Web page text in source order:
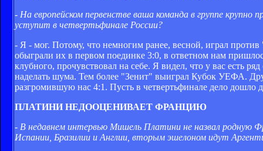
- На европейском первенстве ваша команда в группе
уступит в четвертьфинале России?
- Я - мог. Потому, что немногим ранее, весной, играл
обыграли их в первом поединке 3:0, в ответном нам
клубного, прочувствовал на себе. Я видел, что у вас есть
наделать шума. Тем более "Зенит" выиграл Кубок УЕФА.
разгромившую нас 4:1. Пусть в четвертьфинале дело
ПЛАТИНИ НЕДООЦЕНИВАЕТ ФРАНЦИЮ
- В недавнем интервью Мишель Платини не назвал родную
Испании, Бразилии и Англии, вторым эшелоном идут